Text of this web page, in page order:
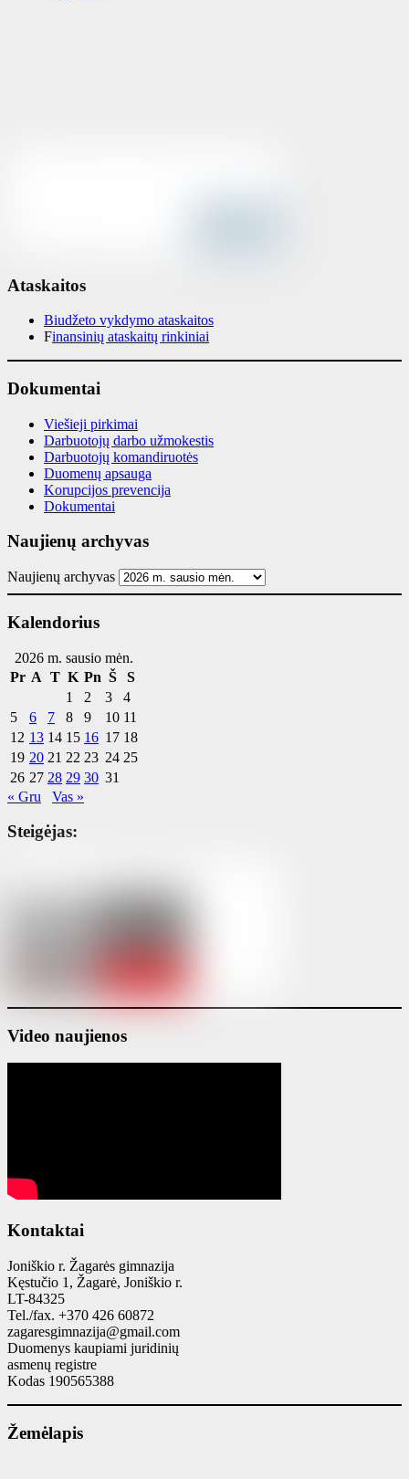
Ataskaitos
Biudžeto vykdymo ataskaitos
Finansinių ataskaitų rinkiniai
Dokumentai
Viešieji pirkimai
Darbuotojų darbo užmokestis
Darbuotojų komandiruotės
Duomenų apsauga
Korupcijos prevencija
Dokumentai
Naujienų archyvas
Naujienų archyvas
Kalendorius
2026 m. sausio mėn.
Pr A T K Pn Š
S
1
2 3
4
5
6 7 8 9 10 11
12 13 14 15 16 17 18
19 20 21 22 23 24 25
26 27 28 29 30 31
« Gru
Vas »
Steigėjas:
Video naujienos
Kontaktai
Joniškio r. Žagarės gimnazija
Kęstučio 1, Žagarė, Joniškio r.
LT-84325
Tel./fax. +370 426 60872
zagaresgimnazija@gmail.com
Duomenys kaupiami juridinių
asmenų registre
Kodas 190565388
Žemėlapis